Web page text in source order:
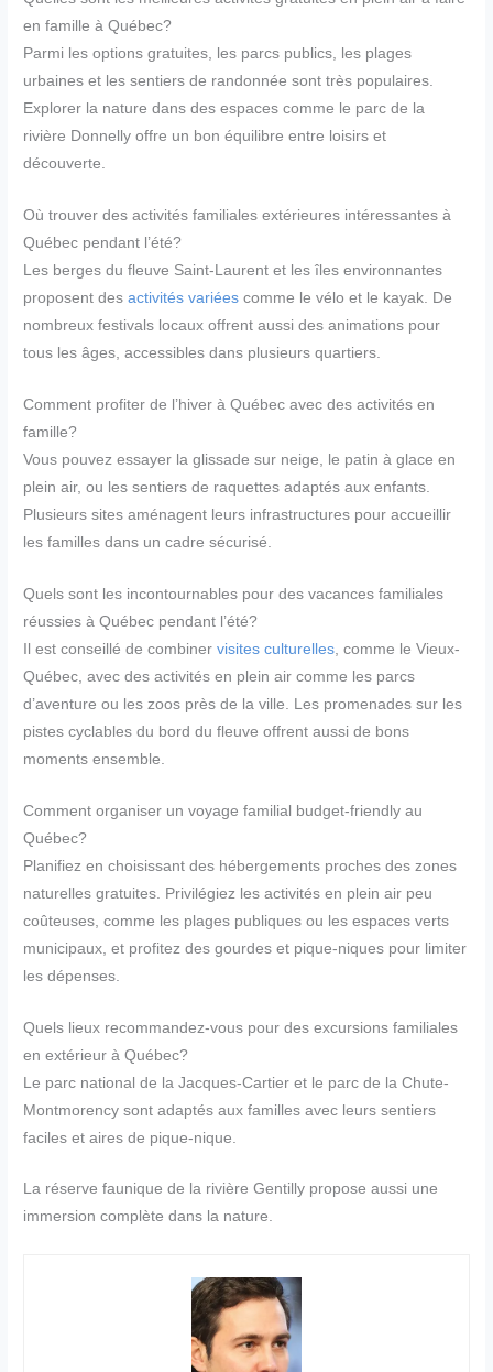
en famille à Québec?
Parmi les options gratuites, les parcs publics, les plages
urbaines et les sentiers de randonnée sont très populaires.
Explorer la nature dans des espaces comme le parc de la
rivière Donnelly offre un bon équilibre entre loisirs et
découverte.
Où trouver des activités familiales extérieures intéressantes à
Québec pendant l’été?
Les berges du fleuve Saint-Laurent et les îles environnantes
proposent desactivités variées comme le vélo et le kayak. De
nombreux festivals locaux offrent aussi des animations pour
tous les âges, accessibles dans plusieurs quartiers.
Comment profiter de l’hiver à Québec avec des activités en
famille?
Vous pouvez essayer la glissade sur neige, le patin à glace en
plein air, ou les sentiers de raquettes adaptés aux enfants.
Plusieurs sites aménagent leurs infrastructures pour accueillir
les familles dans un cadre sécurisé.
Quels sont les incontournables pour des vacances familiales
réussies à Québec pendant l’été?
Il est conseillé de combinervisites culturelles , comme le Vieux-
Québec, avec des activités en plein air comme les parcs
d’aventure ou les zoos près de la ville. Les promenades sur les
pistes cyclables du bord du fleuve offrent aussi de bons
moments ensemble.
Comment organiser un voyage familial budget-friendly au
Québec?
Planifiez en choisissant des hébergements proches des zones
naturelles gratuites. Privilégiez les activités en plein air peu
coûteuses, comme les plages publiques ou les espaces verts
municipaux, et profitez des gourdes et pique-niques pour limiter
les dépenses.
Quels lieux recommandez-vous pour des excursions familiales
en extérieur à Québec?
Le parc national de la Jacques-Cartier et le parc de la Chute-
Montmorency sont adaptés aux familles avec leurs sentiers
faciles et aires de pique-nique.
La réserve faunique de la rivière Gentilly propose aussi une
immersion complète dans la nature.